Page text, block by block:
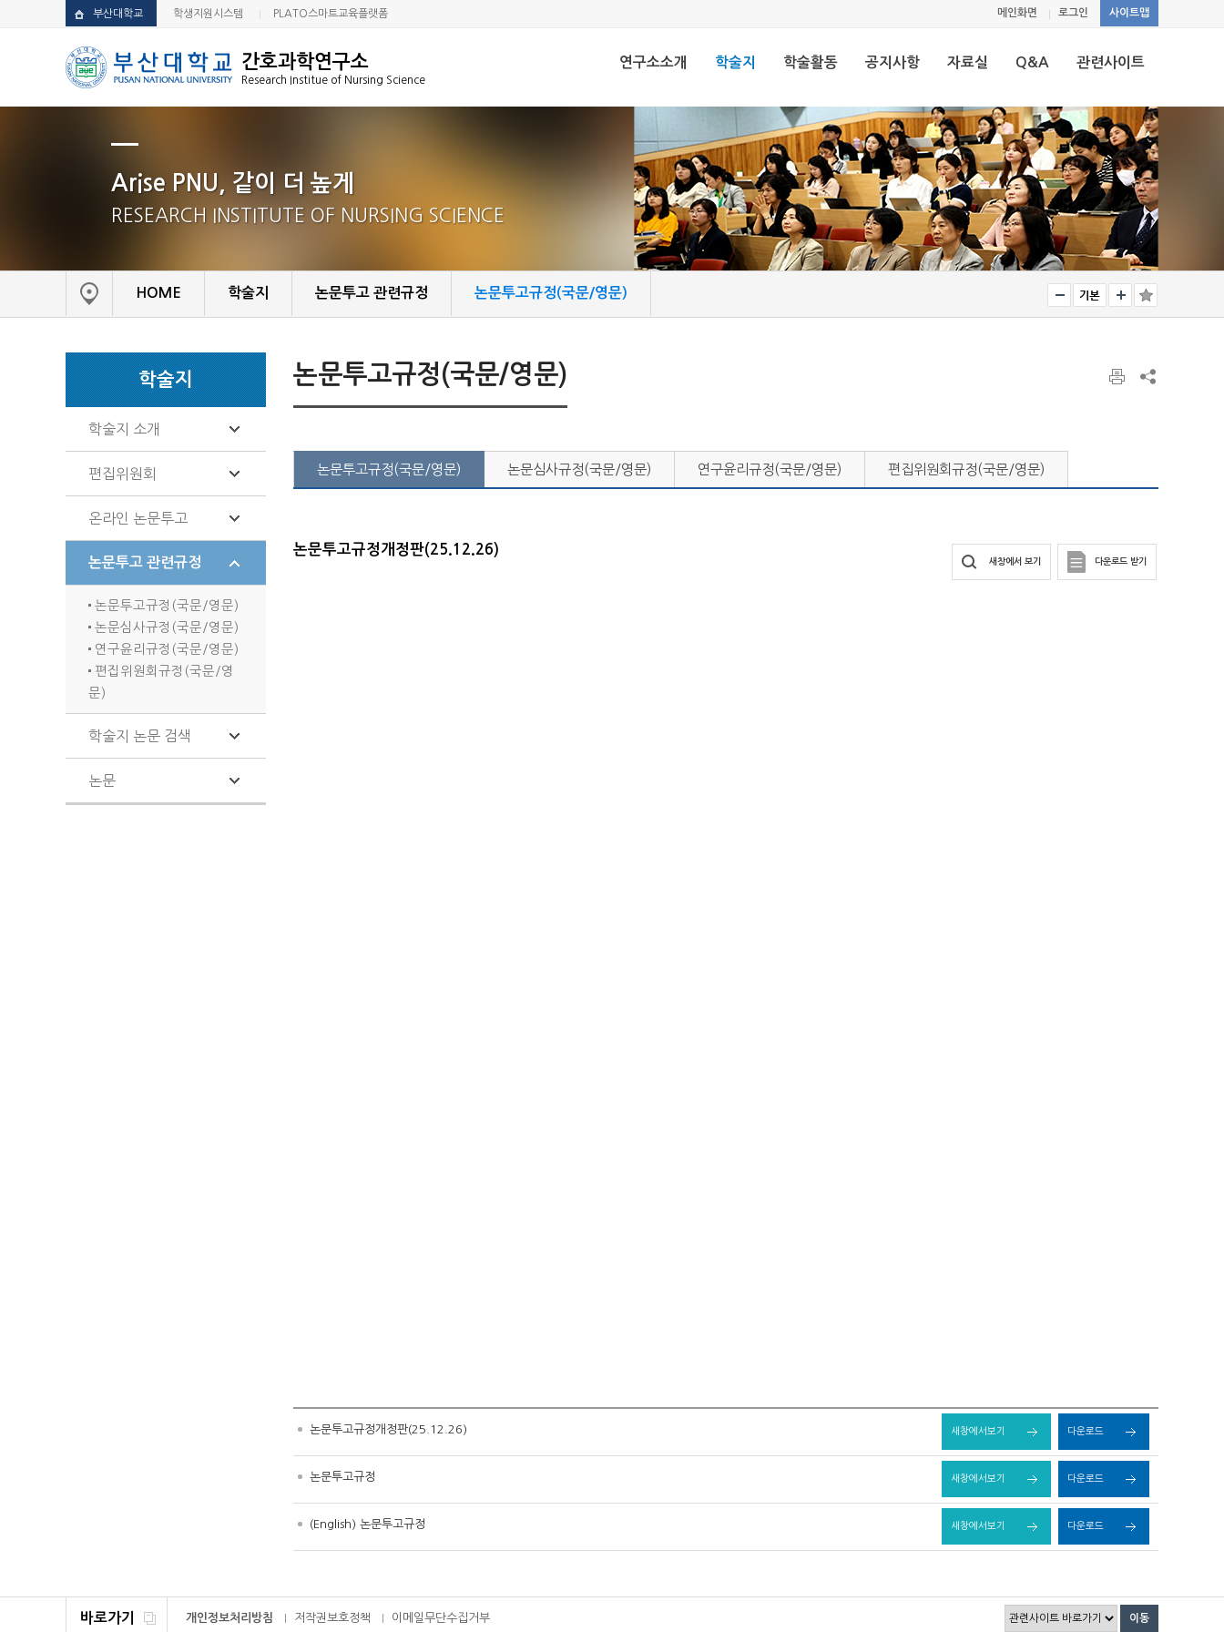
간호과학연구소
Research Institue of Nursing Science
부산대학교 학생지원시스템 PLATO스마트교육플랫폼 메인화면 로그인 사이트맵
연구소소개
설립목적 및
비전
연혁
조직
운영세칙
학술지
편집위원회
온라인 논문투고
논문투고 관련규정
학술지 논문 검색
학술활동
학술대회
세미나&워크숍
포토갤러리
공지사항
공지사항
자료실
자료실
Q&A
Q&A
관련사이트
관련사이트
Arise PNU, 같이 더 높게
RESEARCH INSTITUTE OF NURSING SCIENCE
HOME 학술지 논문투고 관련규정 논문투고규정(국문/영문)
학술지
학술지 소개
편집위원회
온라인 논문투고
논문투고 관련규정
논문투고규정(국문/영문)
논문심사규정(국문/영문)
연구윤리규정(국문/영문)
편집위원회규정(국문/영
문)
학술지 논문 검색
논문
논문투고규정(국문/영문)
논문투고규정(국문/영문) 논문심사규정(국문/영문) 연구윤리규정(국문/영문) 편집위원회규정(국문/영문)
논문투고규정개정판(25.12.26)
새창에서 보기 다운로드 받기
논문투고규정개정판(25.12.26) 새창에서보기 다운로드
논문투고규정 새창에서보기 다운로드
(English) 논문투고규정 새창에서보기 다운로드
바로가기 개인정보처리방침 저작권보호정책 이메일무단수집거부